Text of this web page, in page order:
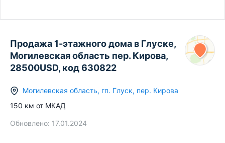
Продажа 1-этажного дома в Глуске,
Могилевская область пер. Кирова,
28500USD, код 630822
Могилевская область, гп. Глуск, пер. Кирова
150 км от МКАД
Обновлено: 17.01.2024